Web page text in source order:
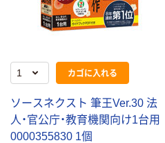
カゴに入れる
ソースネクスト 筆王Ver.30 法
人・官公庁・教育機関向け1台用
0000355830 1個